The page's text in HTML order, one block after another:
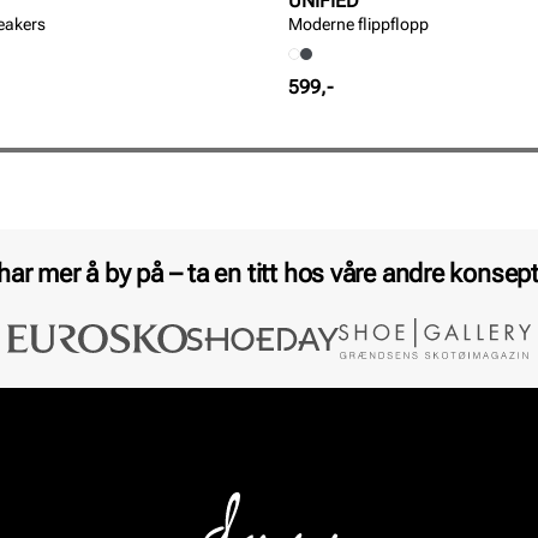
Moderne flippflopp
Pris
599,-
mer å by på – ta en titt hos våre andre